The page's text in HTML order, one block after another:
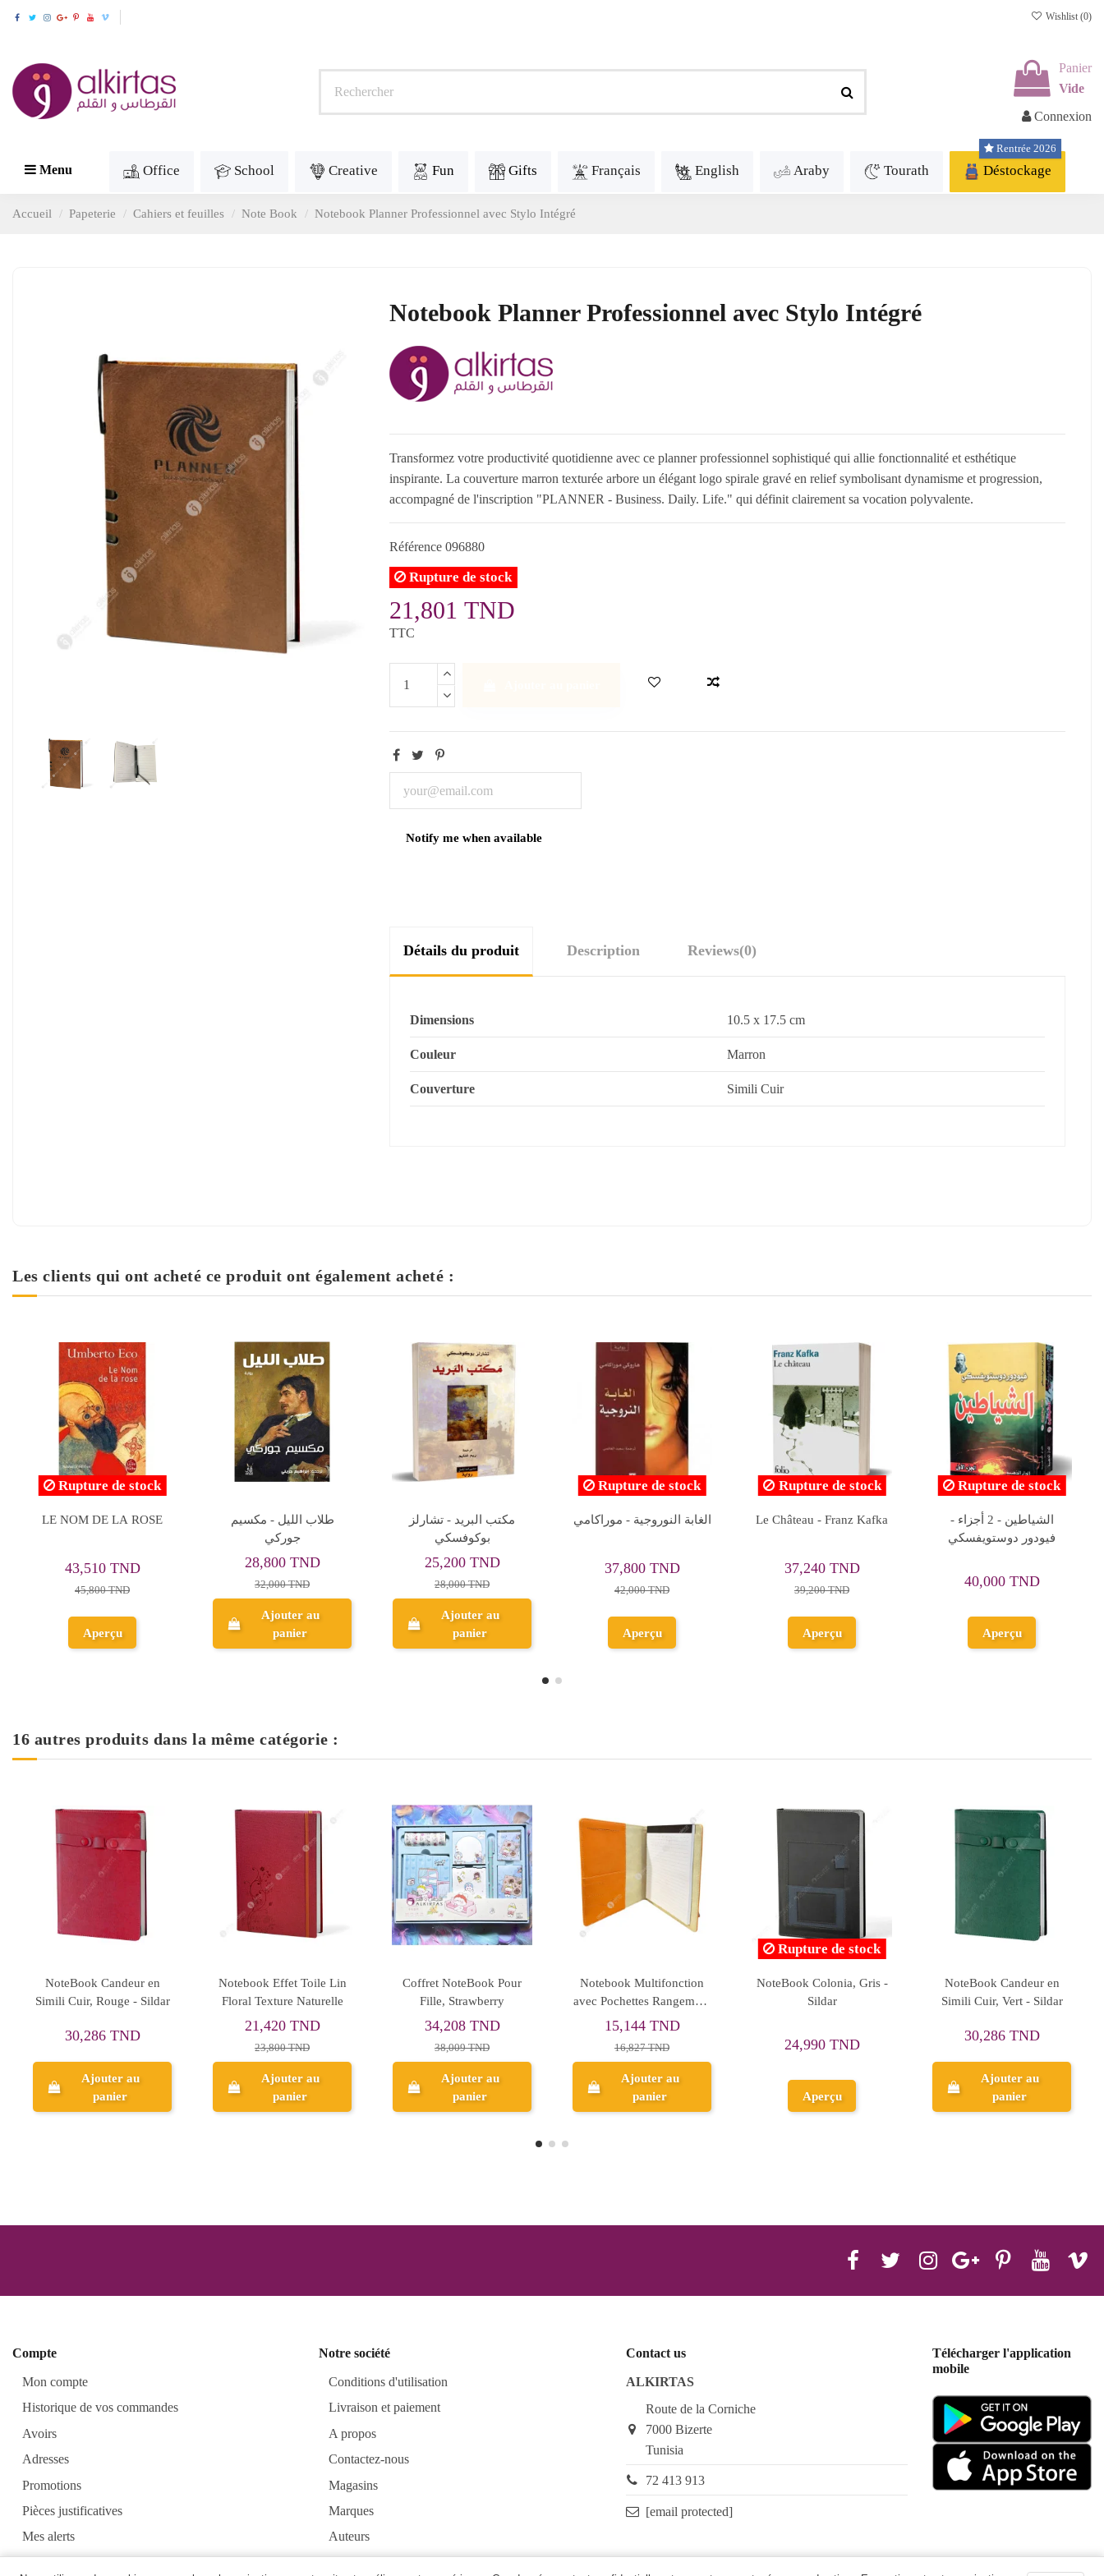
Wishlist (0)
Panier
Vide
Connexion
Menu Office School Creative Fun Gifts Français English Araby Tourath Déstockage
Rentrée 2026
Accueil Papeterie Cahiers et feuilles Note Book Notebook Planner Professionnel avec Stylo Intégré
Notebook Planner Professionnel avec Stylo Intégré
Transformez votre productivité quotidienne avec ce planner professionnel sophistiqué qui allie fonctionnalité et esthétique
inspirante. La couverture marron texturée arbore un élégant logo spirale gravé en relief symbolisant dynamisme et progression,
accompagné de l'inscription "PLANNER - Business. Daily. Life." qui définit clairement sa vocation polyvalente.
Référence 096880
Rupture de stock
21,801 TND
TTC
Détails du produit Description Reviews(0)
Dimensions 10.5 x 17.5 cm
Couleur Marron
Couverture Simili Cuir
Les clients qui ont acheté ce produit ont également acheté :
مكتب البريد - تشارلز
25,200 TND
28,000 TND
Ajouter au
panier
Rupture de stock
الغابة النوروجية - موراكامي
37,800 TND
42,000 TND
Aperçu
Rupture de stock
Le Château - Franz Kafka
37,240 TND
39,200 TND
Aperçu
Rupture de stock
الشياطين - 2 أجزاء -
Aperçu
Rupture de stock
دكتور جيفاغو - بوريس
47,700 TND
53,000 TND
Aperçu
الوصايا المغدورة - ميلان
كونديرا - Milan Kundira
28,800 TND
Ajouter au
panier
16 autres produits dans la même catégorie :
NoteBook Candeur en
Simili Cuir, Marron - Sildar
30,286 TND
Ajouter au
panier
NoteBook Liberto - Sildar
16,660 TND
Aperçu
Rupture de stock
Cahier Spirale Glance
Vivid, A6 - ErichKrause
5,973 TND
8,532 TND
Aperçu
NoteBook 11/17
Rechargeable - Mk
20,250 TND
Aperçu
Rupture de stock
NoteBook - IDEAL
12,302 TND
Aperçu
Notebook Spiral 18x25 cm
13,899 TND
Ajouter au
panier
Compte
Mon compte
Historique de vos commandes
Avoirs
Adresses
Promotions
Pièces justificatives
Mes alerts
Notre société
Conditions d'utilisation
Livraison et paiement
A propos
Contactez-nous
Magasins
Marques
Auteurs
Contact us
ALKIRTAS
Route de la Corniche
7000 Bizerte
Tunisia
72 413 913
[email protected]
Télécharger l'application
mobile